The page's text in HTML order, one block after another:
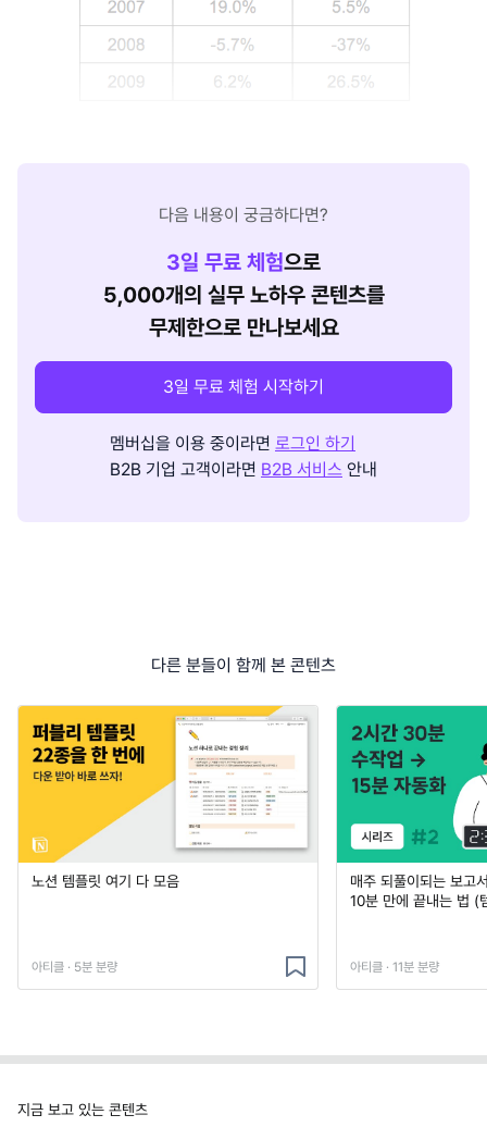
다음 내용이 궁금하다면?
3일 무료 체험으로
5,000개의 실무 노하우 콘텐츠를
무제한으로 만나보세요
3일 무료 체험 시작하기
멤버십을 이용 중이라면 로그인 하기
B2B 기업 고객이라면 B2B 서비스 안내
다른 분들이 함께 본 콘텐츠
노션 템플릿 여기 다 모음
아티클 · 5분 분량
매주 되풀이되는 보고
10분 만에 끝내는 법 (
아티클 · 11분 분량
지금 보고 있는 콘텐츠